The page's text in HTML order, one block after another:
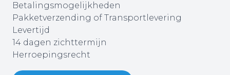
Betalingsmogelijkheden
Pakketverzending of Transportlevering
Levertijd
14 dagen zichttermijn
Herroepingsrecht